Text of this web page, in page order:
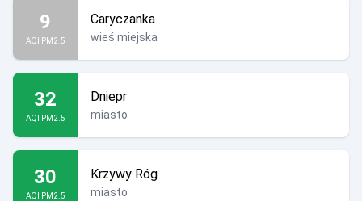
9
AQI PM2.5
Caryczanka
wieś miejska
32
AQI PM2.5
Dniepr
miasto
30
AQI PM2.5
Krzywy Róg
miasto